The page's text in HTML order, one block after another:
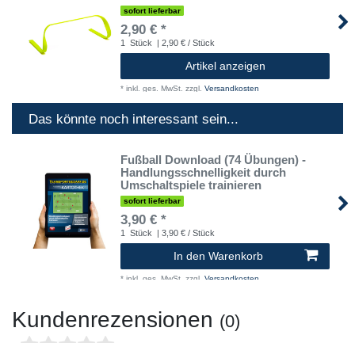
sofort lieferbar
2,90 € *
1 Stück | 2,90 € / Stück
Artikel anzeigen
* inkl. ges. MwSt. zzgl. Versandkosten
Das könnte noch interessant sein...
Fußball Download (74 Übungen) -
Handlungsschnelligkeit durch
Umschaltspiele trainieren
sofort lieferbar
3,90 € *
1 Stück | 3,90 € / Stück
In den Warenkorb
* inkl. ges. MwSt. zzgl. Versandkosten
Kundenrezensionen (0)